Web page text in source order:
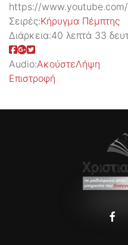
https://www.youtube.com/
Σειρές:Kήρυγμα Πέμπτης
Διάρκεια:40 λεπτά 33
Audio:ΑκούστεΛήψη
Επιστροφή